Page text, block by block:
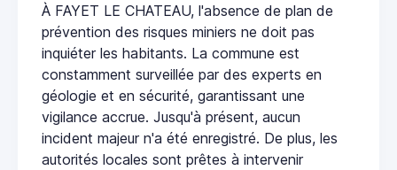
À FAYET LE CHATEAU, l'absence de plan de
prévention des risques miniers ne doit pas
inquiéter les habitants. La commune est
constamment surveillée par des experts en
géologie et en sécurité, garantissant une
vigilance accrue. Jusqu'à présent, aucun
incident majeur n'a été enregistré. De plus, les
autorités locales sont prêtes à intervenir